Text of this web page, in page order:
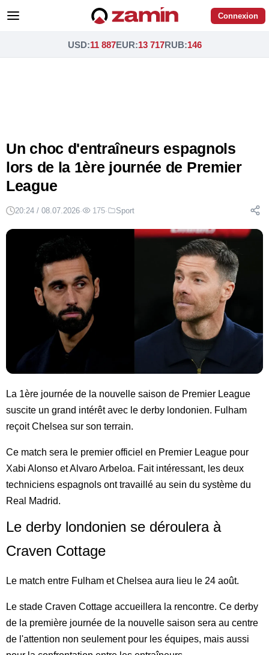
Connexion
USD:11 887EUR:13 717RUB:146
Un choc d'entraîneurs espagnols
lors de la 1ère journée de Premier
League
20:24 / 08.07.2026· 175· Sport
La 1ère journée de la nouvelle saison de Premier League
suscite un grand intérêt avec le derby londonien. Fulham
reçoit Chelsea sur son terrain.
Ce match sera le premier officiel en Premier League pour
Xabi Alonso et Alvaro Arbeloa. Fait intéressant, les deux
techniciens espagnols ont travaillé au sein du système du
Real Madrid.
Le derby londonien se déroulera à
Craven Cottage
Le match entre Fulham et Chelsea aura lieu le 24 août.
Le stade Craven Cottage accueillera la rencontre. Ce derby
de la première journée de la nouvelle saison sera au centre
de l'attention non seulement pour les équipes, mais aussi